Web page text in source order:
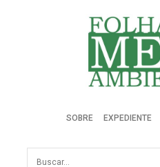
Folha do
SOBRE EXPEDIENTE
Busca